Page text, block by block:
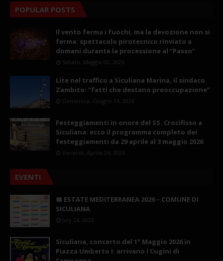
POPULAR POSTS
Il vento ferma i fuochi, ma la devozione non si
ferma: spettacolo pirotecnico rinviato a
domani durante la processione al “Passo”
Sabato, Maggio 02, 2026
Lite nel traffico a Siculiana Marina, il sindaco
Zambito: “fatti che destano preoccupazione”
Domenica, Giugno 14, 2026
Festeggiamenti in onore del SS. Crocifisso a
Siculiana: ecco il programma completo dei
festeggiamenti da 29 aprile al 3 maggio 2026
Venerdì, Aprile 24, 2026
EVENTI
📅 ESTATE MEDITERRANEA 2026 – COMUNE DI
SICULIANA
July 24, 2026
Siculiana, concerto del 1° Maggio 2026 in
Piazza Umberto I: arrivano I Cugini di